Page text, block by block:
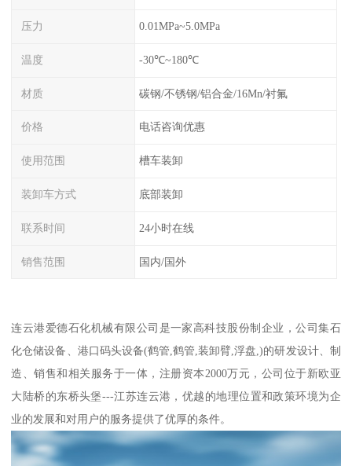
压力 0.01MPa~5.0MPa
温度 -30℃~180℃
材质 碳钢/不锈钢/铝合金/16Mn/衬氟
价格 电话咨询优惠
使用范围 槽车装卸
装卸车方式 底部装卸
联系时间 24小时在线
销售范围 国内/国外
连云港爱德石化机械有限公司是一家高科技股份制企业，公司集石
化仓储设备、港口码头设备(鹤管,鹤管,装卸臂,浮盘,)的研发设计、制
造、销售和相关服务于一体，注册资本2000万元，公司位于新欧亚
大陆桥的东桥头堡---江苏连云港，优越的地理位置和政策环境为企
业的发展和对用户的服务提供了优厚的条件。